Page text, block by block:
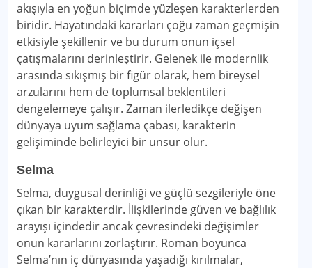
akışıyla en yoğun biçimde yüzleşen karakterlerden
biridir. Hayatındaki kararları çoğu zaman geçmişin
etkisiyle şekillenir ve bu durum onun içsel
çatışmalarını derinleştirir. Gelenek ile modernlik
arasında sıkışmış bir figür olarak, hem bireysel
arzularını hem de toplumsal beklentileri
dengelemeye çalışır. Zaman ilerledikçe değişen
dünyaya uyum sağlama çabası, karakterin
gelişiminde belirleyici bir unsur olur.
Selma
Selma, duygusal derinliği ve güçlü sezgileriyle öne
çıkan bir karakterdir. İlişkilerinde güven ve bağlılık
arayışı içindedir ancak çevresindeki değişimler
onun kararlarını zorlaştırır. Roman boyunca
Selma’nın iç dünyasında yaşadığı kırılmalar,